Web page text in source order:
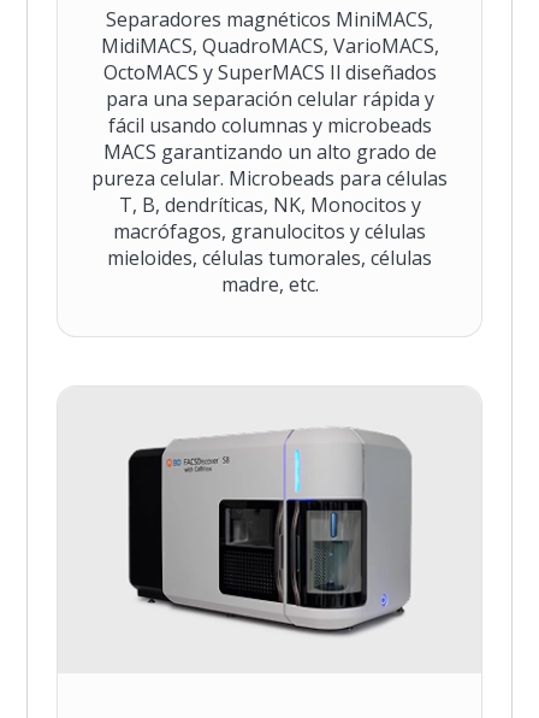
Separadores magnéticos MiniMACS,
MidiMACS, QuadroMACS, VarioMACS,
OctoMACS y SuperMACS Il diseñados
para una separación celular rápida y
fácil usando columnas y microbeads
MACS garantizando un alto grado de
pureza celular. Microbeads para células
T, B, dendríticas, NK, Monocitos y
macrófagos, granulocitos y células
mieloides, células tumorales, células
madre, etc.